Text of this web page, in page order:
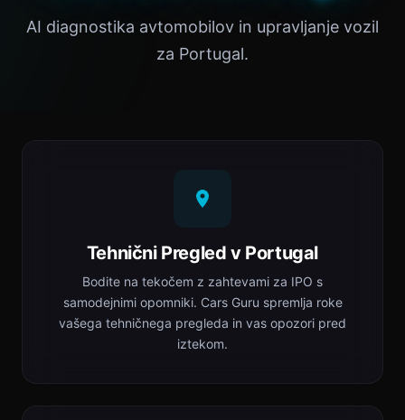
AI diagnostika avtomobilov in upravljanje vozil
za Portugal.
Tehnični Pregled v Portugal
Bodite na tekočem z zahtevami za IPO s
samodejnimi opomniki. Cars Guru spremlja roke
vašega tehničnega pregleda in vas opozori pred
iztekom.